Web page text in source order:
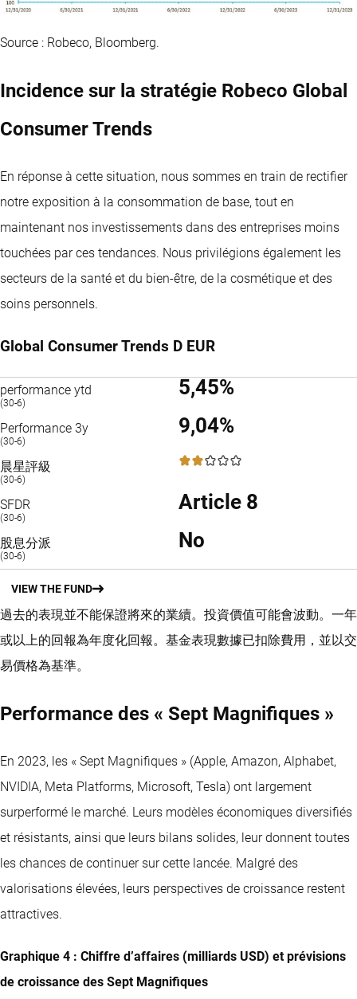
Source : Robeco, Bloomberg.
Incidence sur la stratégie Robeco Global
Consumer Trends
En réponse à cette situation, nous sommes en train de rectifier
notre exposition à la consommation de base, tout en
maintenant nos investissements dans des entreprises moins
touchées par ces tendances. Nous privilégions également les
secteurs de la santé et du bien-être, de la cosmétique et des
soins personnels.
Global Consumer Trends D EUR
performance ytd
(30-6)
5,45%
Performance 3y
(30-6)
9,04%
晨星評級
(30-6)
2 / 5
SFDR
(30-6)
Article 8
股息分派
(30-6)
No
VIEW THE FUND
過去的表現並不能保證將來的業續。投資價值可能會波動。 一年
或以上的回報為年度化回報。 基金表現數據已扣除費用，並以交
易價格為基準。
Performance des « Sept Magnifiques »
En 2023, les « Sept Magnifiques » (Apple, Amazon, Alphabet,
NVIDIA, Meta Platforms, Microsoft, Tesla) ont largement
surperformé le marché. Leurs modèles économiques diversifiés
et résistants, ainsi que leurs bilans solides, leur donnent toutes
les chances de continuer sur cette lancée. Malgré des
valorisations élevées, leurs perspectives de croissance restent
attractives.
Graphique 4 : Chiffre d’affaires (milliards USD) et prévisions
de croissance des Sept Magnifiques